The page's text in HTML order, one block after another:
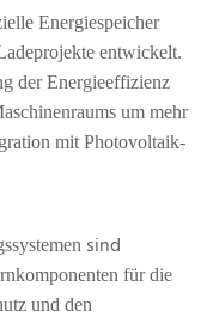
Energiespeicher
entwickelt.
der Energieeffizienz
um mehr
mit Photovoltaik-
sind
für die
und den